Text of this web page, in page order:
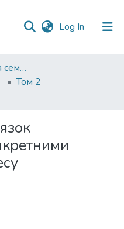
Log In (current)
012. Конференції та семінари НаУКМА
Том 2